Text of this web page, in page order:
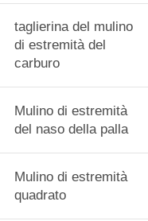
taglierina del mulino
di estremità del
carburo
Mulino di estremità
del naso della palla
Mulino di estremità
quadrato